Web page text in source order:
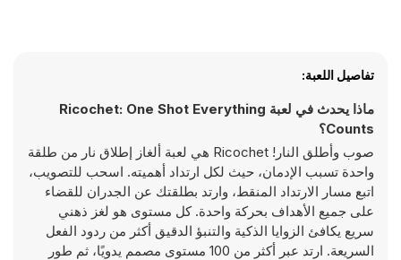
تفاصيل اللعبة:
ماذا يحدث في لعبة Ricochet: One Shot Everything
Counts؟
صوب وأطلق النار! Ricochet هي لعبة ألغاز إطلاق نار من طلقة
واحدة تسبب الإدمان، حيث لكل ارتداد أهميته. اسحب للتصويب،
اتبع مسار الارتداد المنقط، وارتد بطلقتك عن الجدران للقضاء
على جميع الأهداف بحركة واحدة. كل مستوى هو لغز ذهني
سريع يكافئ الزوايا الذكية والتنبؤ الدقيق أكثر من ردود الفعل
السريعة. ارتد عبر أكثر من 100 مستوى مصمم يدويًا، ثم طور